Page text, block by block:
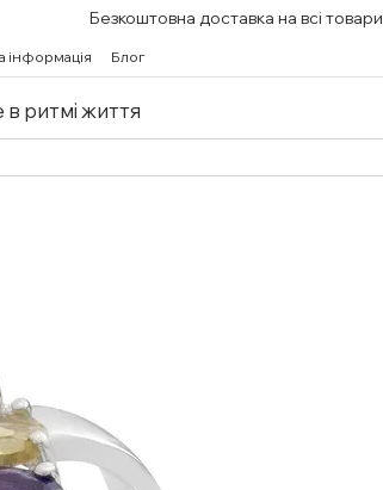
Безкоштовна доставка на всі товари
інформація Блог
ритмі життя